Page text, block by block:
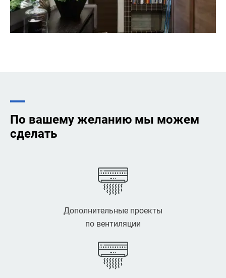
По вашему желанию мы можем
сделать
Дополнительные проекты
по вентиляции